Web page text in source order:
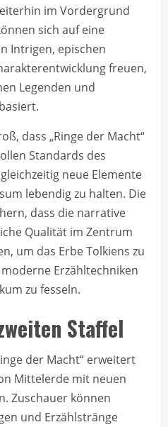
im Vordergrund
sich auf eine
Intrigen, epischen
freuen,
Legenden und
dass „Ringe der Macht“
Standards des
neue Elemente
lebendig zu halten. Die
dass die narrative
Qualität im Zentrum
um das Erbe Tolkiens zu
Erzähltechniken
zu fesseln.
Staffel
der Macht“ erweitert
Mittelerde mit neuen
Zuschauer können
und Erzählstränge